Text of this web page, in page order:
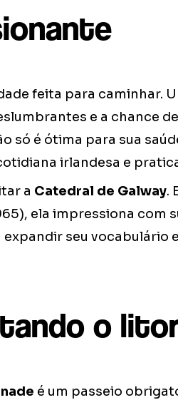
feita para caminhar.
e a chance
só é ótima para sua
irlandesa e
a Catedral de Galway.
ela impressiona com
seu vocabulário
o
é um passeio